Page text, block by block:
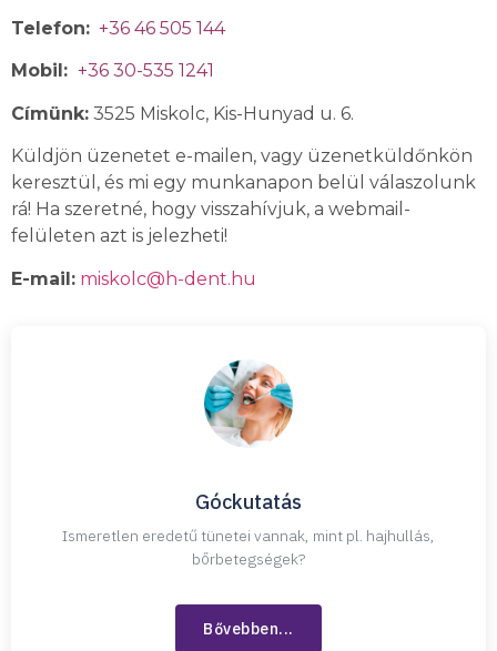
Telefon: +36 46 505 144
Mobil: +36 30-535 1241
Címünk: 3525 Miskolc, Kis-Hunyad u. 6.
Küldjön üzenetet e-mailen, vagy üzenetküldőnkön
keresztül, és mi egy munkanapon belül válaszolunk
rá! Ha szeretné, hogy visszahívjuk, a webmail-
felületen azt is jelezheti!
E-mail: miskolc@h-dent.hu
Góckutatás
Ismeretlen eredetű tünetei vannak, mint pl. hajhullás,
bőrbetegségek?
Bővebben...